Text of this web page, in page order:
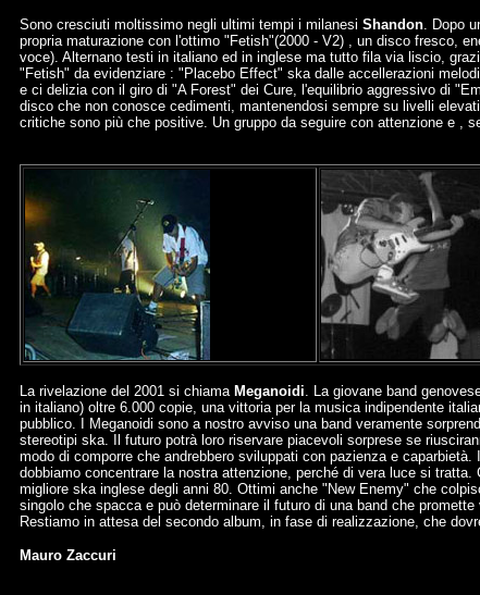
Sono cresciuti moltissimo negli ultimi tempi i milanesi Shandon. Dopo
propria maturazione con l'ottimo "Fetish"(2000 - V2) , un disco fresco,
voce). Alternano testi in italiano ed in inglese ma tutto fila via liscio,
"Fetish" da evidenziare : "Placebo Effect" ska dalle accellerazioni
e ci delizia con il giro di "A Forest" dei Cure, l'equilibrio aggressivo di
disco che non conosce cedimenti, mantenendosi sempre su livelli
critiche sono più che positive. Un gruppo da seguire con attenzione e ,
La rivelazione del 2001 si chiama Meganoidi. La giovane band
in italiano) oltre 6.000 copie, una vittoria per la musica indipendente
pubblico. I Meganoidi sono a nostro avviso una band veramente
stereotipi ska. Il futuro potrà loro riservare piacevoli sorprese se
modo di comporre che andrebbero sviluppati con pazienza e
dobbiamo concentrare la nostra attenzione, perché di vera luce si
migliore ska inglese degli anni 80. Ottimi anche "New Enemy" che
singolo che spacca e può determinare il futuro di una band che promette
Restiamo in attesa del secondo album, in fase di realizzazione, che
Mauro Zaccuri